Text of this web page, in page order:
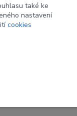
také ke
nastavení
cookies